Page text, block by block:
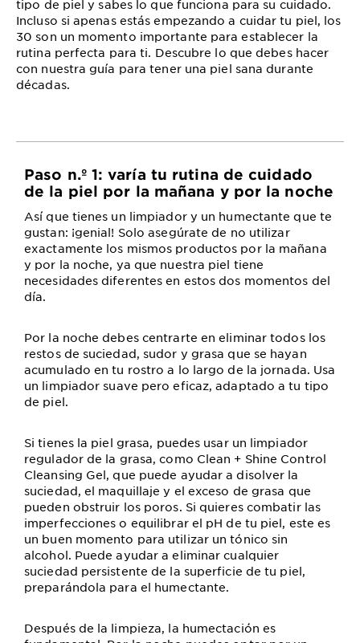
tipo de piel y sabes lo que funciona para su cuidado.
Incluso si apenas estás empezando a cuidar tu piel, los
30 son un momento importante para establecer la
rutina perfecta para ti. Descubre lo que debes hacer
con nuestra guía para tener una piel sana durante
décadas.
Paso n.º 1: varía tu rutina de cuidado
de la piel por la mañana y por la noche
Así que tienes un limpiador y un humectante que te
gustan: ¡genial! Solo asegúrate de no utilizar
exactamente los mismos productos por la mañana
y por la noche, ya que nuestra piel tiene
necesidades diferentes en estos dos momentos del
día.
Por la noche debes centrarte en eliminar todos los
restos de suciedad, sudor y grasa que se hayan
acumulado en tu rostro a lo largo de la jornada. Usa
un limpiador suave pero eficaz, adaptado a tu tipo
de piel.
Si tienes la piel grasa, puedes usar un limpiador
regulador de la grasa, como Clean + Shine Control
Cleansing Gel, que puede ayudar a disolver la
suciedad, el maquillaje y el exceso de grasa que
pueden obstruir los poros. Si quieres combatir las
imperfecciones o equilibrar el pH de tu piel, este es
un buen momento para utilizar un tónico sin
alcohol. Puede ayudar a eliminar cualquier
suciedad persistente de la superficie de tu piel,
preparándola para el humectante.
Después de la limpieza, la humectación es